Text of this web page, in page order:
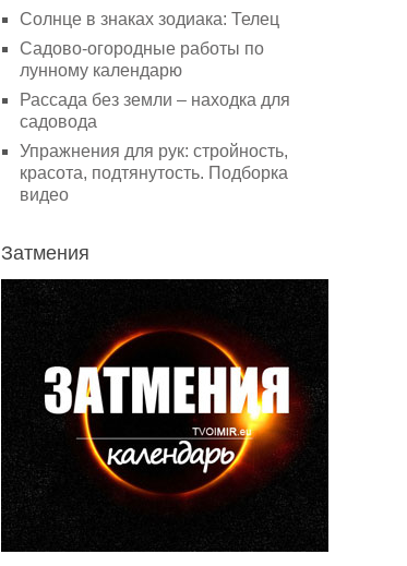
Солнце в знаках зодиака: Телец
Садово-огородные работы по
лунному календарю
Рассада без земли – находка для
садовода
Упражнения для рук: стройность,
красота, подтянутость. Подборка
видео
Затмения